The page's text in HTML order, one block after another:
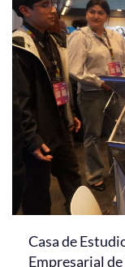
Casa de
Empresarial de